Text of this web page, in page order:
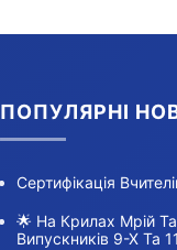
ПОПУЛЯРНІ
Сертифікація
🌟 На Крилах Мрій
Випускників 9-Х Та